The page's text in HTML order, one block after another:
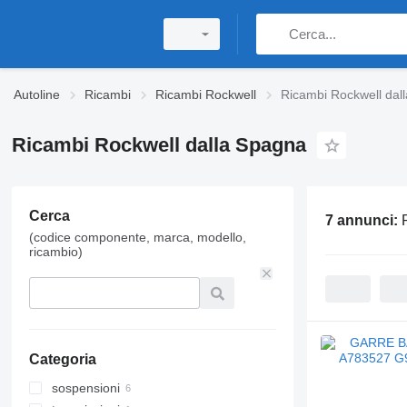
Autoline Ricambi Ricambi Rockwell Ricambi Rockwell
Ricambi Rockwell dalla Spagna
Cerca
(codice componente, marca, modello,
ricambio)
Categoria
sospensioni
7 annunci: